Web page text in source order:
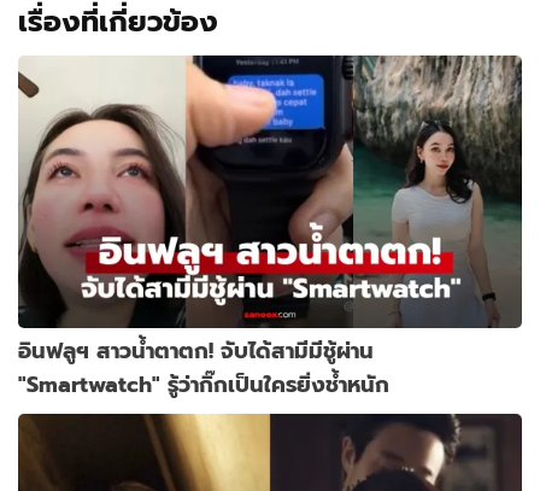
เรื่องที่เกี่ยวข้อง
อินฟลูฯ สาวน้ำตาตก! จับได้สามีมีชู้ผ่าน
"Smartwatch" รู้ว่ากิ๊กเป็นใครยิ่งช้ำหนัก